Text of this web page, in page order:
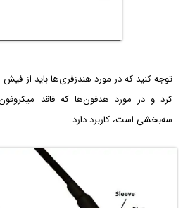
کرد و در مورد هدفون‌ها که فاقد
سه‌بخشی است، کاربرد دارد.